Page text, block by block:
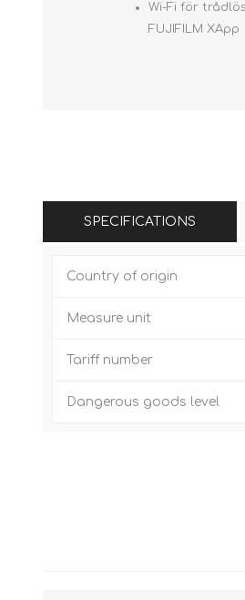
Wi-Fi för
FUJIFILM XApp
SPECIFICATIONS
Country of origin
Measure unit
Tariff number
Dangerous goods level